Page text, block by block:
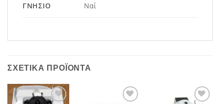
ΓΝΉΣΙΟ Ναί
ΣΧΕΤΙΚΆ ΠΡΟΪΌΝΤΑ